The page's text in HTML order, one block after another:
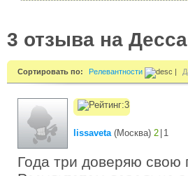
3 отзыва на
Сортировать по: Релевантности
lissaveta(Москва) 2 1
Года три доверяю свою